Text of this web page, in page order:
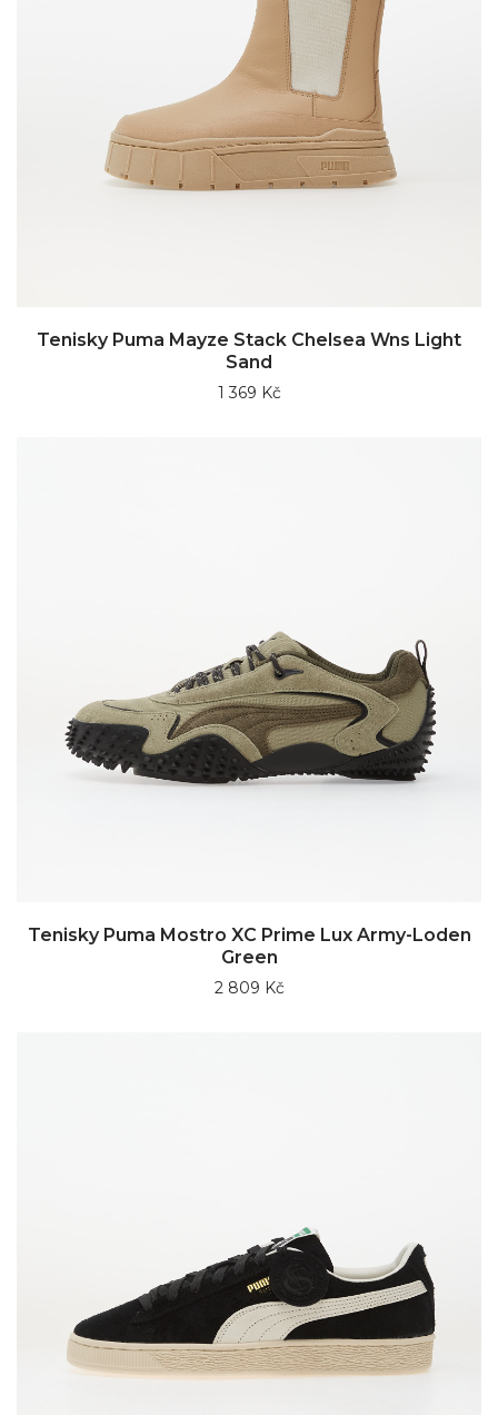
Tenisky Puma Mayze Stack Chelsea Wns Light
Sand
1 369 Kč
Tenisky Puma Mostro XC Prime Lux Army-Loden
Green
2 809 Kč